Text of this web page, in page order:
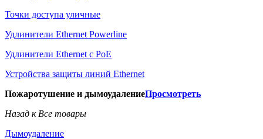
Точки доступа уличные
Удлинители Ethernet Powerline
Удлинители Ethernet с PoE
Устройства защиты линий Ethernet
Пожаротушение и дымоудалениеПросмотреть
Назад к Все товары
Дымоудаление